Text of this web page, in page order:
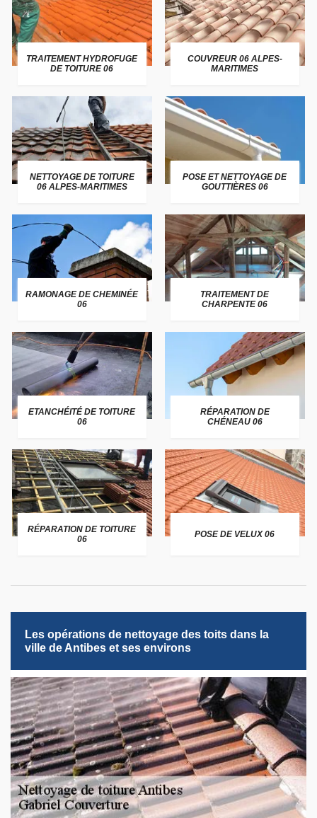
TRAITEMENT HYDROFUGE
DE TOITURE 06
COUVREUR 06 ALPES-
MARITIMES
NETTOYAGE DE TOITURE
06 ALPES-MARITIMES
POSE ET NETTOYAGE DE
GOUTTIÈRES 06
RAMONAGE DE CHEMINÉE
06
TRAITEMENT DE
CHARPENTE 06
ETANCHÉITÉ DE TOITURE
06
RÉPARATION DE
CHÉNEAU 06
RÉPARATION DE TOITURE
06
POSE DE VELUX 06
Les opérations de nettoyage des toits dans la
ville de Antibes et ses environs